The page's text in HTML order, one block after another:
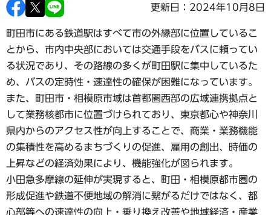
すら
更新日：2024年10月8日
町田市にある鉄道駅はすべて市の外縁部に位置しているこ
とから、市内中央部においては交通手段をバスに頼ってい
る状況であり、その路線の多くが町田駅に集中しているた
め、バスの定時性・速達性の確保が困難になっています。
また、町田市・相模原市域は首都圏西部の広域連携拠点と
して業務核都市に位置づけられており、東京都心や神奈川
県内からのアクセス性が向上することで、商業・業務機能
の集積性を高めるまちづくりの促進、雇用の創出、時価の
上昇などの経済効果により、機能強化が図られます。
小田急多摩線の延伸が実現すると、町田・相模原都市圏の
形成促進や鉄道不便地域の解消に繋がるだけではなく、都
心部等への速達性の向上・乗り換え改善や地域経済・産業